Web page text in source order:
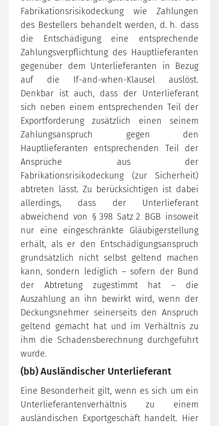
Fabrikationsrisikodeckung wie Zahlungen
des Bestellers behandelt werden, d. h. dass
die Entschädigung eine entsprechende
Zahlungsverpflichtung des Hauptlieferanten
gegenüber dem Unterlieferanten in Bezug
auf die If-and-when-Klausel auslöst.
Denkbar ist auch, dass der Unterlieferant
sich neben einem entsprechenden Teil der
Exportforderung zusätzlich einen seinem
Zahlungsanspruch gegen den
Hauptlieferanten entsprechenden Teil der
Ansprüche aus der
Fabrikationsrisikodeckung (zur Sicherheit)
abtreten lässt. Zu berücksichtigen ist dabei
allerdings, dass der Unterlieferant
abweichend von § 398 Satz 2 BGB insoweit
nur eine eingeschränkte Gläubigerstellung
erhält, als er den Entschädigungsanspruch
grundsätzlich nicht selbst geltend machen
kann, sondern lediglich – sofern der Bund
der Abtretung zugestimmt hat – die
Auszahlung an ihn bewirkt wird, wenn der
Deckungsnehmer seinerseits den Anspruch
geltend gemacht hat und im Verhältnis zu
ihm die Schadensberechnung durchgeführt
wurde.
(bb) Ausländischer Unterlieferant
Eine Besonderheit gilt, wenn es sich um ein
Unterlieferantenverhältnis zu einem
ausländischen Exportgeschäft handelt. Hier